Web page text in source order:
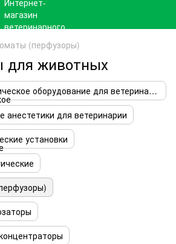
(перфузоры)
для животных
Анестезиологическое оборудование для ветеринарии
анестетики для ветеринарии
установки